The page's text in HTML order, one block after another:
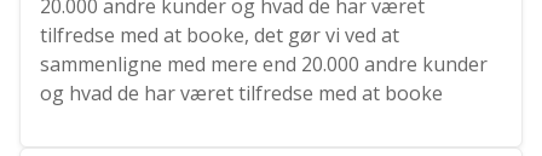
20.000 andre kunder og hvad de har været
tilfredse med at booke, det gør vi ved at
sammenligne med mere end 20.000 andre kunder
og hvad de har været tilfredse med at booke